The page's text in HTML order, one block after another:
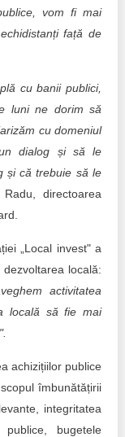
vom fi mai
față de
cu banii publici,
luni ne dorim să
cu domeniul
dialog și să le
și că trebuie să le
directoarea
„Local invest" a
locală:
activitatea
locală să fie mai
achizițiilor publice
îmbunătățirii
integritatea
publice, bugetele